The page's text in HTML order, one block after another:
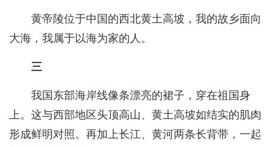
黄帝陵位于中国的西北黄土高坡，我的故乡面向
大海，我属于以海为家的人。
三
我国东部海岸线像条漂亮的裙子，穿在祖国身
上。这与西部地区头顶高山、黄土高坡如结实的肌肉
形成鲜明对照。再加上长江、黄河两条长背带，一起